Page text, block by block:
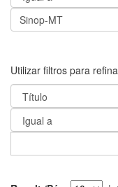
Utilizar filtros para